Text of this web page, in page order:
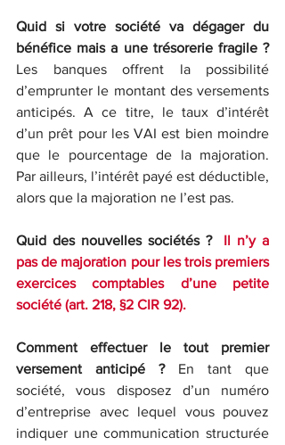
Quid si votre société va dégager du
bénéfice mais a une trésorerie fragile ?
Les banques offrent la possibilité
d’emprunter le montant des versements
anticipés. A ce titre, le taux d’intérêt
d’un prêt pour les VAI est bien moindre
que le pourcentage de la majoration.
Par ailleurs, l’intérêt payé est déductible,
alors que la majoration ne l’est pas.
Quid des nouvelles sociétés ?
Il n’y a
pas de majoration pour les trois premiers
exercices comptables d’une petite
société (art. 218, §2 CIR 92).
Comment effectuer le tout premier
versement anticipé ? En tant que
société, vous disposez d’un numéro
d’entreprise avec lequel vous pouvez
indiquer une communication structurée